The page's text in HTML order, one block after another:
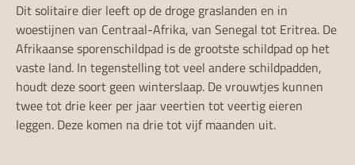
Dit solitaire dier leeft op de droge graslanden en in
woestijnen van Centraal-Afrika, van Senegal tot Eritrea. De
Afrikaanse sporenschildpad is de grootste schildpad op het
vaste land. In tegenstelling tot veel andere schildpadden,
houdt deze soort geen winterslaap. De vrouwtjes kunnen
twee tot drie keer per jaar veertien tot veertig eieren
leggen. Deze komen na drie tot vijf maanden uit.